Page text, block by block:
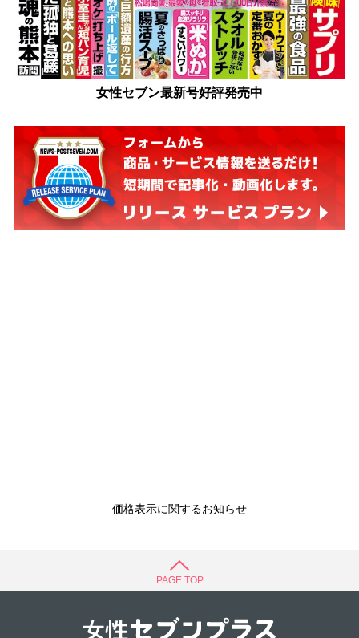
女性セブン最新号好評発売中
価格表示に関するお知らせ
PAGE TOP